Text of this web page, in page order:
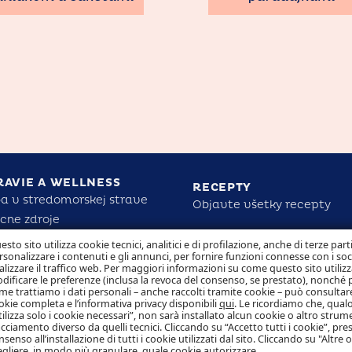
sito utilizza cookie tecnici, analitici e di profilazione, anche di terze
i contenuti e gli annunci, per fornire funzioni connesse con i
il traffico web. Per maggiori informazioni su come questo sito
le preferenze (inclusa la revoca del consenso, se prestato), nonché
trattiamo i dati personali – anche raccolti tramite cookie – può
completa e l’informativa privacy disponibiliqui. Le ricordiamo che,
solo i cookie necessari”, non sarà installato alcun cookie o altro
diverso da quelli tecnici. Cliccando su “Accetto tutti i cookie”,
all’installazione di tutti i cookie utilizzati dal sito. Cliccando su "Altre
A WELLNESS
v stredomorskej strave
zdroje
Mare pre zdravie a silu detí
nutričné fakty
RECEPTY
Objavte všetky recepty
ZODPOVEDNOSŤ